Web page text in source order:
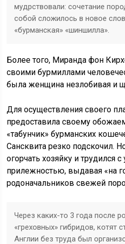
мудрствовали: сочетание
собой сложилось в новое
«бурманская» «шиншилла».
Более того, Миранда фон
своими бурмиллами
была женщина незлобивая и
Для осуществления своего
предоставила своему
«табунчик» бурманских
Сансквита резко подскочил.
огорчать хозяйку и трудился
прилежностью, выдавая «на
родоначальников свежей
Через каких-то 3 года после
«греховных» гибридов, котят
Англии без труда был